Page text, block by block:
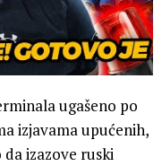
ugašeno po
izjavama upućenih,
izazove ruski